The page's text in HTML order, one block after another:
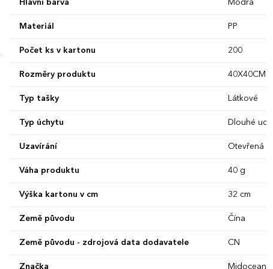
Hlavní barva Modrá
Materiál PP
Počet ks v kartonu 200
Rozměry produktu 40X40CM
Typ tašky Látkové
Typ úchytu Dlouhé ucho
Uzavírání Otevřená
Váha produktu 40 g
Výška kartonu v cm 32 cm
Země původu Čína
Země původu - zdrojová data dodavatele CN
Značka Midocean